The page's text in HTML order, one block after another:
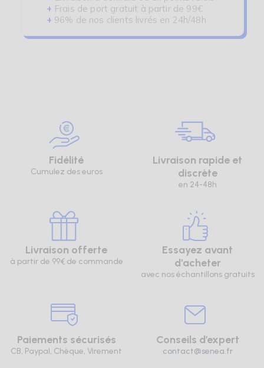
Pour toutes demandes de renseignements,
n'hésitez pas à nous contacter au
ou à l'adresse mail
+ Frais de port gratuit à partir de 99€
+ 96% de nos clients livrés en 24h/48h
Fidélité
Cumulez des euros
Livraison rapide et
discrète
en 24-48h
Livraison offerte
à partir de 99€ de commande
Essayez avant
d'acheter
avec nos échantillons gratuits
Paiements sécurisés
CB, Paypal, Chèque, Virement
Conseils d’expert
contact@senea.fr